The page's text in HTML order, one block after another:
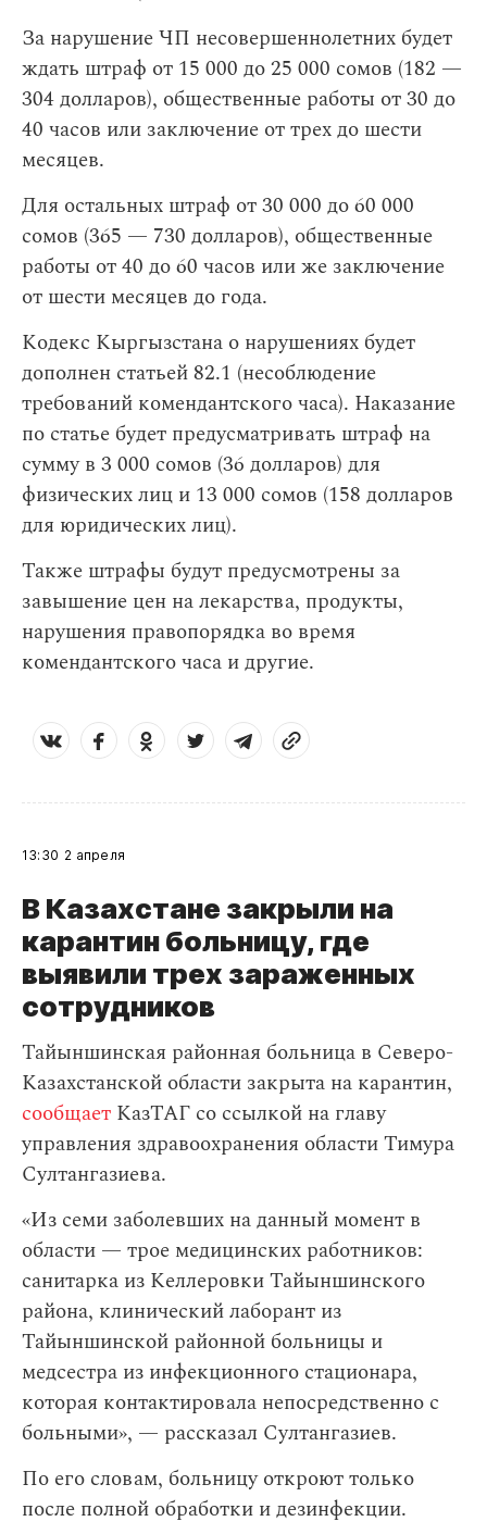
За нарушение ЧП несовершеннолетних будет
ждать штраф от 15 000 до 25 000 сомов (182 —
304 долларов), общественные работы от 30 до
40 часов или заключение от трех до шести
месяцев.
Для остальных штраф от 30 000 до 60 000
сомов (365 — 730 долларов), общественные
работы от 40 до 60 часов или же заключение
от шести месяцев до года.
Кодекс Кыргызстана о нарушениях будет
дополнен статьей 82.1 (несоблюдение
требований комендантского часа). Наказание
по статье будет предусматривать штраф на
сумму в 3 000 сомов (36 долларов) для
физических лиц и 13 000 сомов (158 долларов
для юридических лиц).
Также штрафы будут предусмотрены за
завышение цен на лекарства, продукты,
нарушения правопорядка во время
комендантского часа и другие.
13:30 2 апреля
В Казахстане закрыли на
карантин больницу, где
выявили трех зараженных
сотрудников
Тайыншинская районная больница в Северо-
Казахстанской области закрыта на карантин,
сообщает КазТАГ со ссылкой на главу
управления здравоохранения области Тимура
Султангазиева.
«Из семи заболевших на данный момент в
области — трое медицинских работников:
санитарка из Келлеровки Тайыншинского
района, клинический лаборант из
Тайыншинской районной больницы и
медсестра из инфекционного стационара,
которая контактировала непосредственно с
больными», — рассказал Султангазиев.
По его словам, больницу откроют только
после полной обработки и дезинфекции.